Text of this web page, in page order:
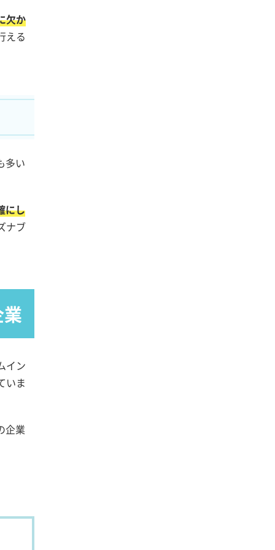
欠か
える
多い
にし
ナブ
イン
いま
企業